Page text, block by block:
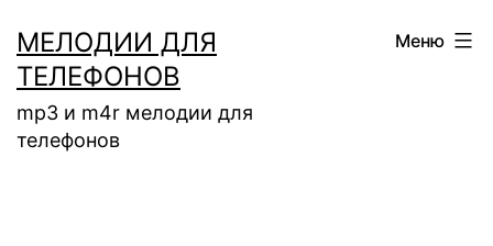
содержимому
МЕЛОДИИ ДЛЯ
ТЕЛЕФОНОВ
mp3 и m4r мелодии для
телефонов
Меню